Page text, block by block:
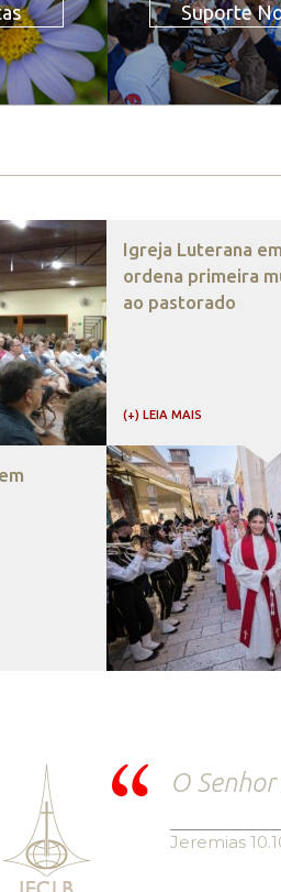
Suporte
Igreja Luterana
ordena primeira
ao pastorado
(+) LEIA MAIS
O
Jeremias